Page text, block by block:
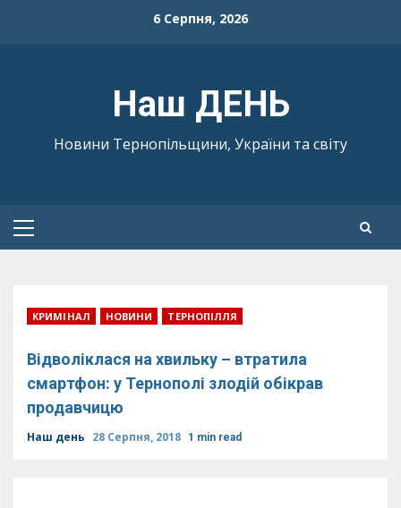
6 Серпня, 2026
Наш ДЕНЬ
Новини Тернопільщини, України та світу
Primary
КРИМІНАЛ НОВИНИ ТЕРНОПІЛЛЯ
Відволіклася на хвильку – втратила
смартфон: у Тернополі злодій обікрав
продавчицю
Наш день 28 Серпня, 2018 1 min read